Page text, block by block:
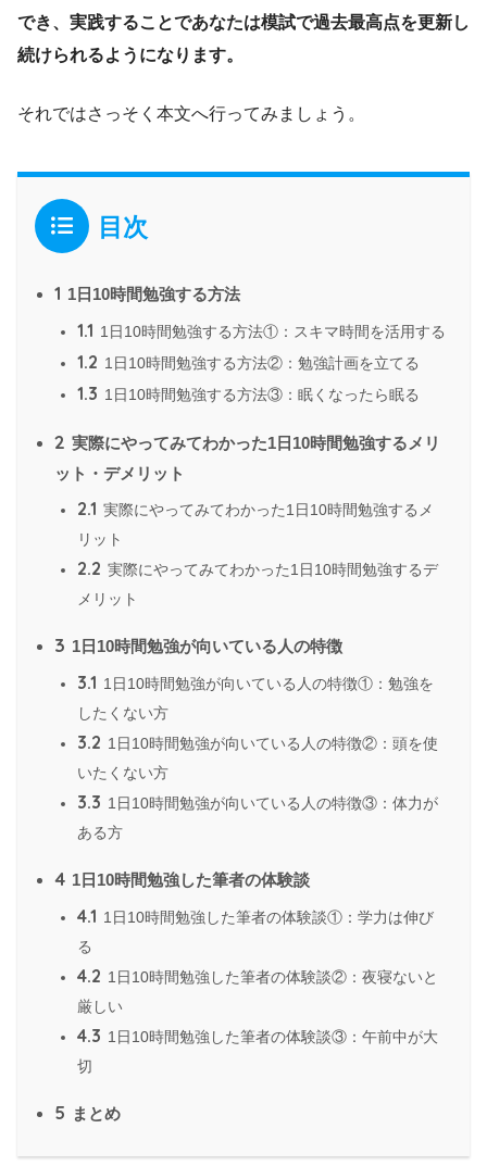
でき、実践することであなたは模試で過去最高点を更新し
続けられるようになります。
それではさっそく本文へ行ってみましょう。
目次
1 1日10時間勉強する方法
1.1 1日10時間勉強する方法①：スキマ時間を活用する
1.2 1日10時間勉強する方法②：勉強計画を立てる
1.3 1日10時間勉強する方法③：眠くなったら眠る
2 実際にやってみてわかった1日10時間勉強するメリ
ット・デメリット
2.1 実際にやってみてわかった1日10時間勉強するメ
リット
2.2 実際にやってみてわかった1日10時間勉強するデ
メリット
3 1日10時間勉強が向いている人の特徴
3.1 1日10時間勉強が向いている人の特徴①：勉強を
したくない方
3.2 1日10時間勉強が向いている人の特徴②：頭を使
いたくない方
3.3 1日10時間勉強が向いている人の特徴③：体力が
ある方
4 1日10時間勉強した筆者の体験談
4.1 1日10時間勉強した筆者の体験談①：学力は伸び
る
4.2 1日10時間勉強した筆者の体験談②：夜寝ないと
厳しい
4.3 1日10時間勉強した筆者の体験談③：午前中が大
切
5 まとめ